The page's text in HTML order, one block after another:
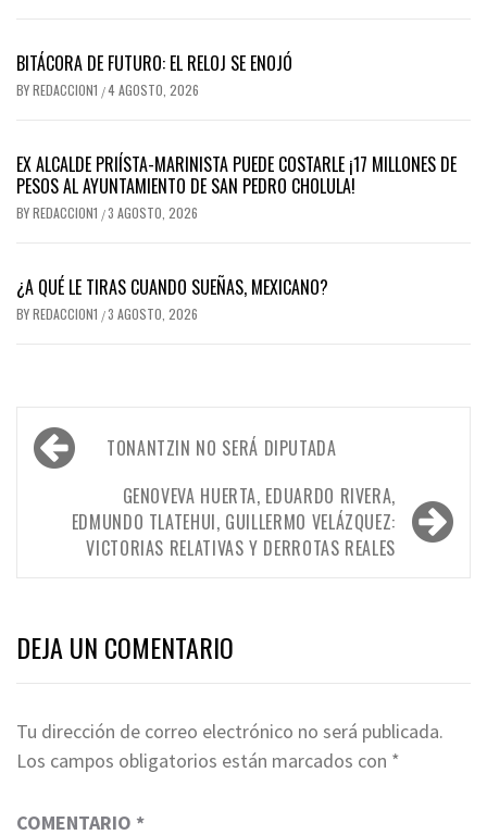
BITÁCORA DE FUTURO: EL RELOJ SE ENOJÓ
BYREDACCION1 /4 AGOSTO, 2026
EX ALCALDE PRIÍSTA-MARINISTA PUEDE COSTARLE ¡17 MILLONES DE
PESOS AL AYUNTAMIENTO DE SAN PEDRO CHOLULA!
BYREDACCION1 /3 AGOSTO, 2026
¿A QUÉ LE TIRAS CUANDO SUEÑAS, MEXICANO?
BYREDACCION1 /3 AGOSTO, 2026
Navegación
de
entradas
TONANTZIN NO SERÁ DIPUTADA
GENOVEVA HUERTA, EDUARDO RIVERA,
EDMUNDO TLATEHUI, GUILLERMO VELÁZQUEZ:
VICTORIAS RELATIVAS Y DERROTAS REALES
DEJA UN COMENTARIO
Tu dirección de correo electrónico no será publicada.
Los campos obligatorios están marcados con *
COMENTARIO *